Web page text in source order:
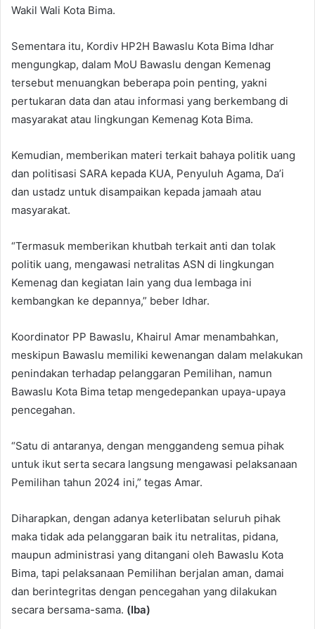
Wakil Wali Kota Bima.
Sementara itu, Kordiv HP2H Bawaslu Kota Bima Idhar
mengungkap, dalam MoU Bawaslu dengan Kemenag
tersebut menuangkan beberapa poin penting, yakni
pertukaran data dan atau informasi yang berkembang di
masyarakat atau lingkungan Kemenag Kota Bima.
Kemudian, memberikan materi terkait bahaya politik uang
dan politisasi SARA kepada KUA, Penyuluh Agama, Da’i
dan ustadz untuk disampaikan kepada jamaah atau
masyarakat.
“Termasuk memberikan khutbah terkait anti dan tolak
politik uang, mengawasi netralitas ASN di lingkungan
Kemenag dan kegiatan lain yang dua lembaga ini
kembangkan ke depannya,” beber Idhar.
Koordinator PP Bawaslu, Khairul Amar menambahkan,
meskipun Bawaslu memiliki kewenangan dalam melakukan
penindakan terhadap pelanggaran Pemilihan, namun
Bawaslu Kota Bima tetap mengedepankan upaya-upaya
pencegahan.
“Satu di antaranya, dengan menggandeng semua pihak
untuk ikut serta secara langsung mengawasi pelaksanaan
Pemilihan tahun 2024 ini,” tegas Amar.
Diharapkan, dengan adanya keterlibatan seluruh pihak
maka tidak ada pelanggaran baik itu netralitas, pidana,
maupun administrasi yang ditangani oleh Bawaslu Kota
Bima, tapi pelaksanaan Pemilihan berjalan aman, damai
dan berintegritas dengan pencegahan yang dilakukan
secara bersama-sama. (Iba)